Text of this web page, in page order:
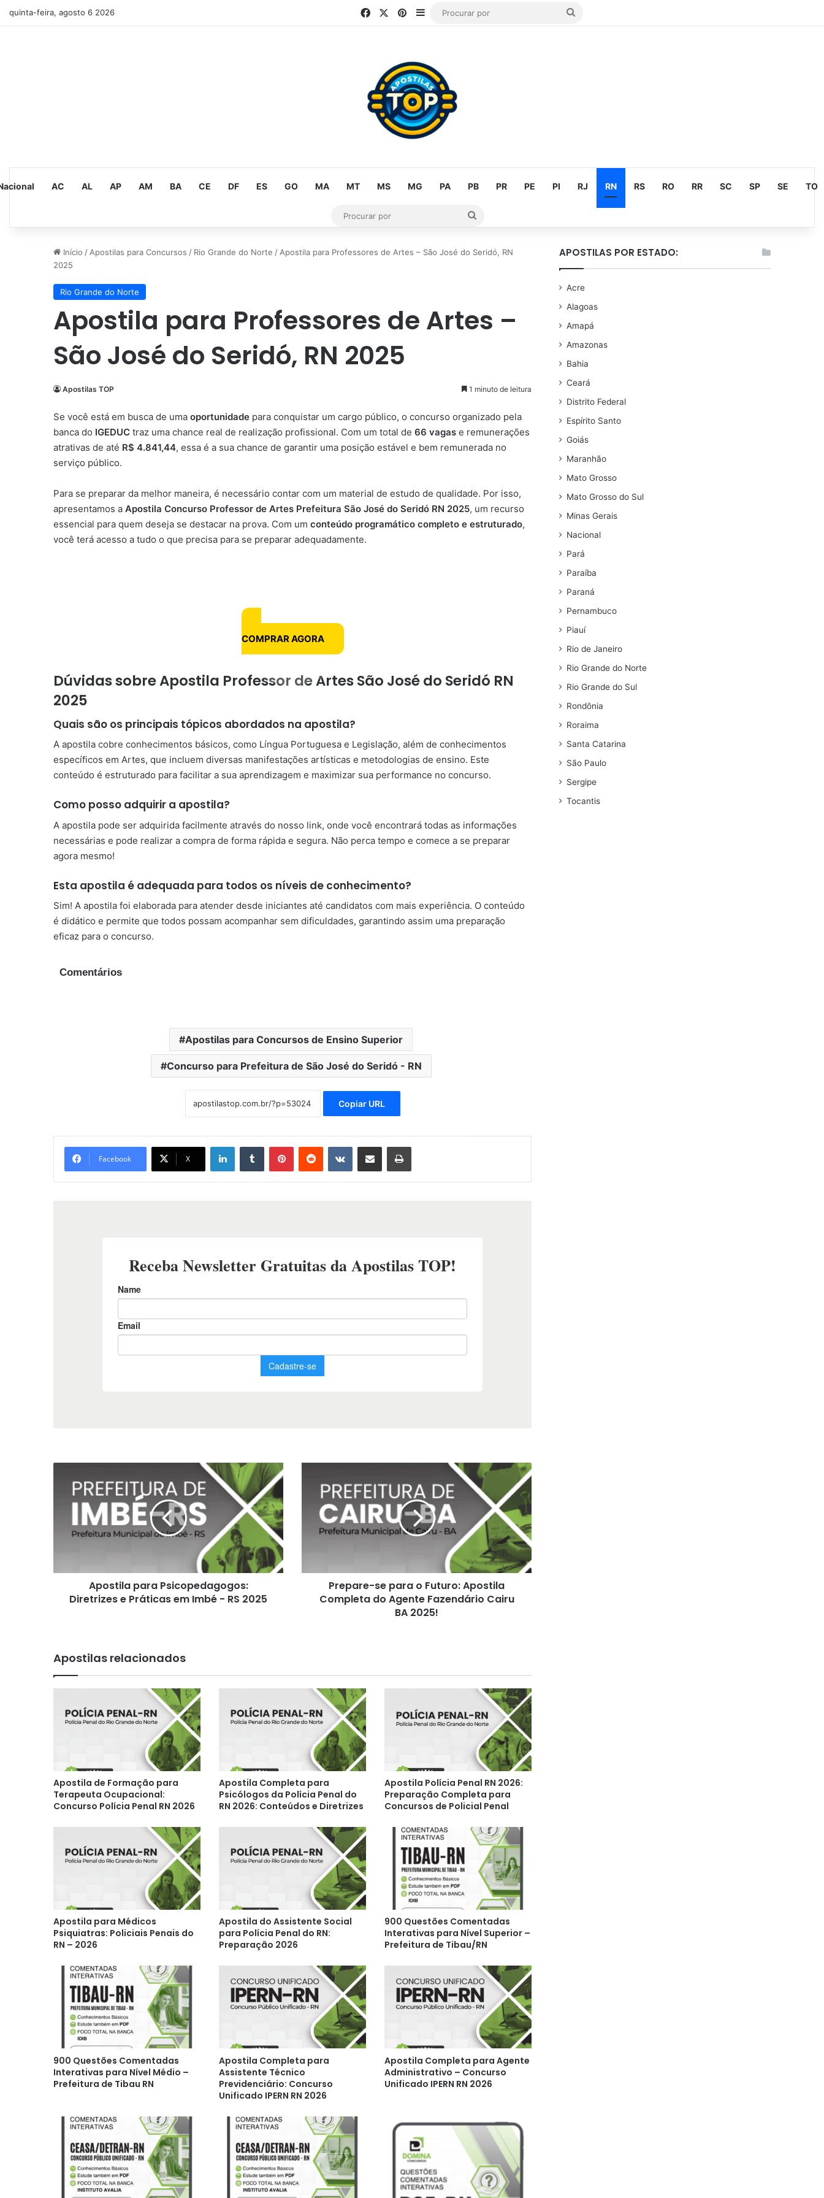
quinta-feira, agosto 6 2026 FacebookPinterest
Barra Lateral
Procurar
AC AL AP AM BA CE DF ES GO MA MT MS MG PA PB PR PE PI RJ RN RS RO RR SC SP SE TO
Procurar
Início / Apostilas para Concursos / Rio Grande do Norte / Apostila para Professores de Artes – São José do Seridó, RN
2025
Rio Grande do Norte
Apostila para Professores de Artes –
São José do Seridó, RN 2025
Apostilas TOP 1 minuto de leitura
Se você está em busca de uma oportunidade para conquistar um cargo público, o concurso organizado pela
banca do IGEDUC traz uma chance real de realização profissional. Com um total de 66 vagas e remunerações
atrativas de até R$ 4.841,44, essa é a sua chance de garantir uma posição estável e bem remunerada no
serviço público.
Para se preparar da melhor maneira, é necessário contar com um material de estudo de qualidade. Por isso,
apresentamos a Apostila Concurso Professor de Artes Prefeitura São José do Seridó RN 2025, um recurso
essencial para quem deseja se destacar na prova. Com um conteúdo programático completo e estruturado,
você terá acesso a tudo o que precisa para se preparar adequadamente.
COMPRAR AGORA
Dúvidas sobre Apostila Professor de Artes São José do Seridó RN
2025
Quais são os principais tópicos abordados na apostila?
A apostila cobre conhecimentos básicos, como Língua Portuguesa e Legislação, além de conhecimentos
específicos em Artes, que incluem diversas manifestações artísticas e metodologias de ensino. Este
conteúdo é estruturado para facilitar a sua aprendizagem e maximizar sua performance no concurso.
Como posso adquirir a apostila?
A apostila pode ser adquirida facilmente através do nosso link, onde você encontrará todas as informações
necessárias e pode realizar a compra de forma rápida e segura. Não perca tempo e comece a se preparar
agora mesmo!
Esta apostila é adequada para todos os níveis de conhecimento?
Sim! A apostila foi elaborada para atender desde iniciantes até candidatos com mais experiência. O conteúdo
é didático e permite que todos possam acompanhar sem dificuldades, garantindo assim uma preparação
eficaz para o concurso.
Comentários
Apostilas para Concursos de Ensino Superior
Concurso para Prefeitura de São José do Seridó - RN
Copiar URL
Facebook X
LinkedinTumblr PinterestReddit VK Compartilhar via e-mail Imprimir
Psicopedagogos:
Diretrizes
Práticas
-
2025
Apostila para Psicopedagogos:
Diretrizes e Práticas em Imbé - RS 2025
Futuro:
Apostila
Agente
Fazendário
Cairu
Prepare-se para o Futuro: Apostila
Completa do Agente Fazendário Cairu
BA 2025!
Apostilas relacionados
Apostila de Formação para
Terapeuta Ocupacional:
Concurso Polícia Penal RN 2026
Apostila Completa para
Psicólogos da Polícia Penal do
RN 2026: Conteúdos e Diretrizes
Apostila Polícia Penal RN 2026:
Preparação Completa para
Concursos de Policial Penal
Apostila para Médicos
Psiquiatras: Policiais Penais do
RN – 2026
Apostila do Assistente Social
para Polícia Penal do RN:
Preparação 2026
900 Questões Comentadas
Interativas para Nível Superior –
Prefeitura de Tibau/RN
900 Questões Comentadas
Interativas para Nível Médio –
Prefeitura de Tibau RN
Apostila Completa para
Assistente Técnico
Previdenciário: Concurso
Unificado IPERN RN 2026
Apostila Completa para Agente
Administrativo – Concurso
Unificado IPERN RN 2026
APOSTILAS POR ESTADO:
Acre
Alagoas
Amapá
Amazonas
Bahia
Ceará
Distrito Federal
Espírito Santo
Goiás
Maranhão
Mato Grosso
Mato Grosso do Sul
Minas Gerais
Nacional
Pará
Paraíba
Paraná
Pernambuco
Piauí
Rio de Janeiro
Rio Grande do Norte
Rio Grande do Sul
Rondônia
Roraima
Santa Catarina
São Paulo
Sergipe
Tocantis